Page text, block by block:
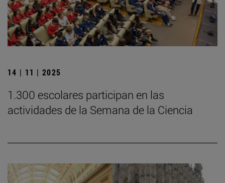
14 | 11 | 2025
1.300 escolares participan en las
actividades de la Semana de la Ciencia